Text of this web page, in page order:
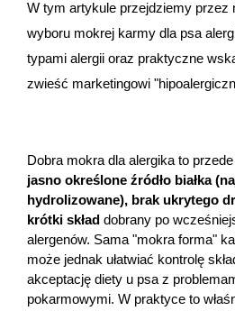
Higiena
Kosmetyki
Zdrowy styl życia
Zabawki
Sprzęt medyczny
Motoryzacja
W tym artykule przejdziemy przez
wyboru mokrej karmy dla psa
typami alergii oraz praktyczne
zwieść marketingowi
Dobra mokra dla alergika to
jasno określone źródło białka
hydrolizowane), brak ukrytego
krótki skład dobrany po
alergenów. Sama "mokra forma"
może jednak ułatwiać kontrolę
akceptację diety u psa z
pokarmowymi. W praktyce to